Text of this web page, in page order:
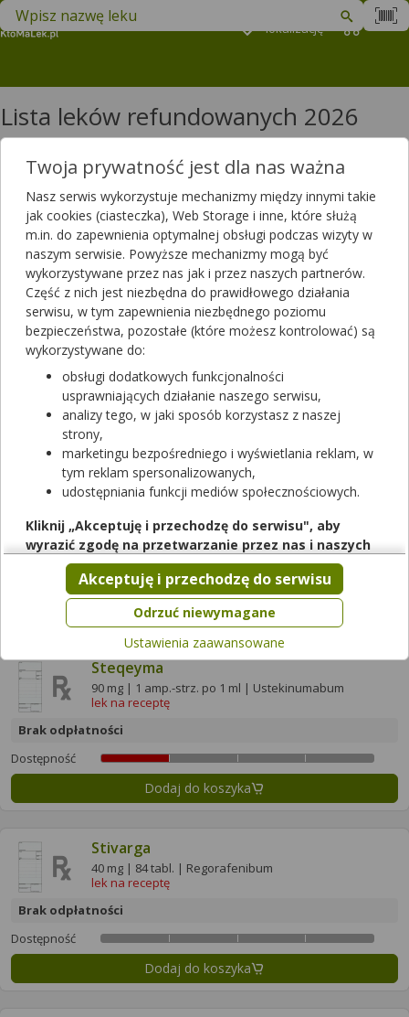
lokalizację
Znajdź lek w swojej okolicy
Lista leków refundowanych 2026
Filtrowanie
Wyniki wyszukiwania(5430)
Wyczyść filtry
Steqeyma
130 mg | 1 fiol. po 26 ml | Ustekinumabum
lek na receptę
Dostępność
Brak odpłatności
Dodaj do koszyka
Steqeyma
lek na receptę
Brak odpłatności
Dodaj do koszyka
Steqeyma
90 mg | 1 amp.-strz. po 1 ml | Ustekinumabum
lek na receptę
Dostępność
Brak odpłatności
Dodaj do koszyka
Stivarga
40 mg | 84 tabl. | Regorafenibum
lek na receptę
Dostępność
Brak odpłatności
Dodaj do koszyka
Twoja prywatność jest dla nas ważna
Nasz serwis wykorzystuje mechanizmy między innymi takie
jak cookies (ciasteczka), Web Storage i inne, które służą
m.in. do zapewnienia optymalnej obsługi podczas wizyty w
naszym serwisie. Powyższe mechanizmy mogą być
wykorzystywane przez nas jak i przez naszych partnerów.
Część z nich jest niezbędna do prawidłowego działania
serwisu, w tym zapewnienia niezbędnego poziomu
bezpieczeństwa, pozostałe (które możesz kontrolować) są
wykorzystywane do:
obsługi dodatkowych funkcjonalności
usprawniających działanie naszego serwisu,
analizy tego, w jaki sposób korzystasz z naszej
strony,
marketingu bezpośredniego i wyświetlania reklam, w
tym reklam spersonalizowanych,
udostępniania funkcji mediów społecznościowych.
Kliknij „Akceptuję i przechodzę do serwisu", aby
wyrazić zgodę na przetwarzanie przez nas i naszych
partnerów Twoich danych w powyższych celach.
Pamiętaj, że wyrażenie zgody jest dobrowolne, a wyrażoną
zgodę możesz w każdej chwili cofnąć, możesz też wycofać
zgodę na przetwarzanie Twoich danych tylko w niektórych
celach. Jeżeli chcesz dowiedzieć się więcej lub chcesz
przeprowadzić konfigurację szczegółową, to możesz tego
dokonać za pomocą „Ustawień zaawansowanych".
Więcej informacji na temat wykorzystywania narzędzi
zewnętrznych w naszym serwisie znajdziesz w
Serwisu .
Odrzuć niewymagane
Akceptuję i przechodzę do serwisu
Ustawienia zaawansowane